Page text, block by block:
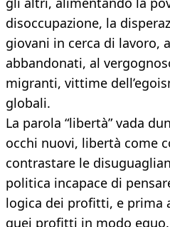
disoccupazione, la
giovani in cerca di lavoro,
abbandonati, al
migranti, vittime
globali.
La parola “libertà” vada
occhi nuovi, libertà come
contrastare le
politica incapace di
logica dei profitti, e prima
quei profitti in modo equo.